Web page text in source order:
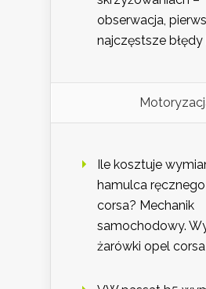
obserwacja,
najczęstsze
Ile kosztuje
hamulca
corsa? Mechanik
samochodowy.
żarówki opel